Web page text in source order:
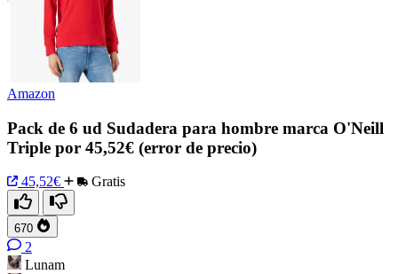
Amazon
Pack de 6 ud Sudadera para hombre marca O'Neill
Triple por 45,52€ (error de precio)
45,52€ Gratis
670
2
Lunam